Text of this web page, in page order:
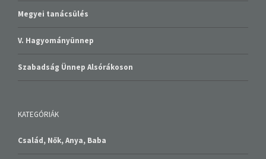
Megyei tanácsülés
V. Hagyományünnep
Szabadság Ünnep Alsórákoson
KATEGÓRIÁK
Család, Nők, Anya, Baba